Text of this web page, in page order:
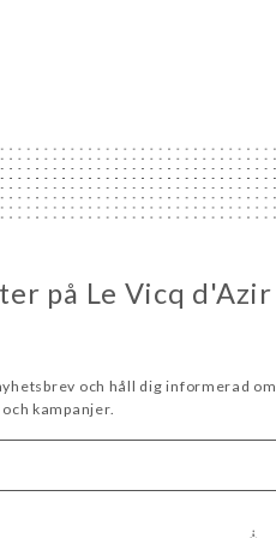
på Le Vicq d'Azir
och håll dig informerad om
kampanjer.